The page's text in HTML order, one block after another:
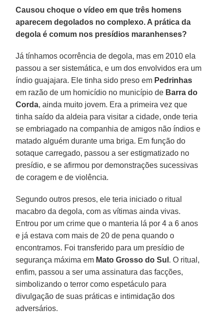
Causou choque o vídeo em que três homens
aparecem degolados no complexo. A prática da
degola é comum nos presídios maranhenses?
Já tínhamos ocorrência de degola, mas em 2010 ela
passou a ser sistemática, e um dos envolvidos era um
índio guajajara. Ele tinha sido preso em Pedrinhas
em razão de um homicídio no município de Barra do
Corda, ainda muito jovem. Era a primeira vez que
tinha saído da aldeia para visitar a cidade, onde teria
se embriagado na companhia de amigos não índios e
matado alguém durante uma briga. Em função do
sotaque carregado, passou a ser estigmatizado no
presídio, e se afirmou por demonstrações sucessivas
de coragem e de violência.
Segundo outros presos, ele teria iniciado o ritual
macabro da degola, com as vítimas ainda vivas.
Entrou por um crime que o manteria lá por 4 a 6 anos
e já estava com mais de 20 de pena quando o
encontramos. Foi transferido para um presídio de
segurança máxima em Mato Grosso do Sul . O ritual,
enfim, passou a ser uma assinatura das facções,
simbolizando o terror como espetáculo para
divulgação de suas práticas e intimidação dos
adversários.